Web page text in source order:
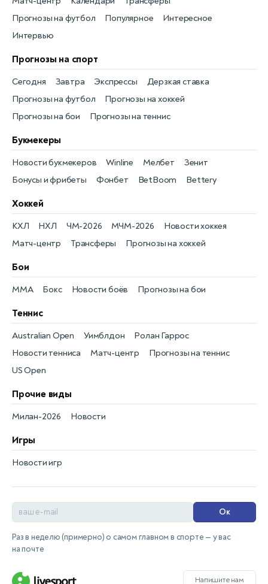
Прогнозы на футбол Популярное Интересное
Интервью
Прогнозы на спорт
Прогнозы на футбол
Сегодня
Прогнозы на хоккей
Завтра
Прогнозы на бои
Экспрессы
Прогнозы на теннис
Дерзкая ставка
Букмекеры
Бонусы и фрибеты
Новости букмекеров
Фонбет
Winline
BetBoom
Мелбет
Bettery
Зенит
Хоккей
Новости хоккея
КХЛ
Матч-центр
НХЛ
Трансферы
ЧМ-2026
Прогнозы на хоккей
МЧМ-2026
Бои
Новости боёв
MMA Прогнозы на бои
Бокс
Теннис
Новости тенниса
Australian Open
Матч-центр
Уимблдон
Прогнозы на теннис
Ролан Гаррос
US Open
Прочие виды
Новости
Милан-2026
Игры
Новости игр
Ок
Раз в неделю (примерно) о самом главном в спорте — у вас
на почте
Напишите нам